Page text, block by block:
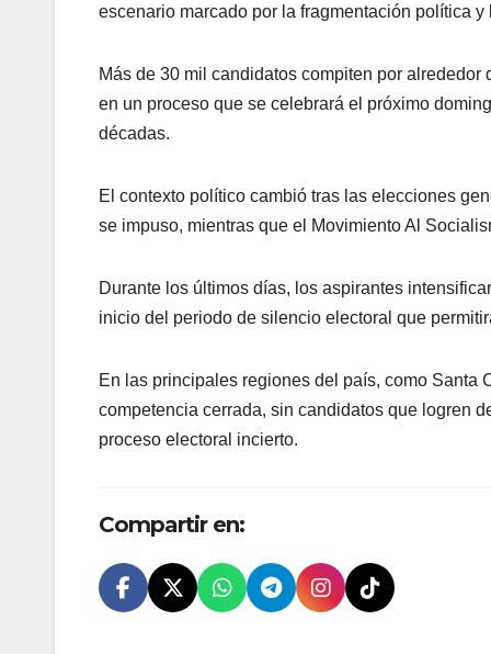
escenario marcado por la fragmentación política
Más de 30 mil candidatos compiten por
en un proceso que se celebrará el próximo
décadas.
El contexto político cambió tras las elecciones
se impuso, mientras que el Movimiento Al
Durante los últimos días, los aspirantes
inicio del periodo de silencio electoral que
En las principales regiones del país, como Santa
competencia cerrada, sin candidatos que logren
proceso electoral incierto.
Compartir en: